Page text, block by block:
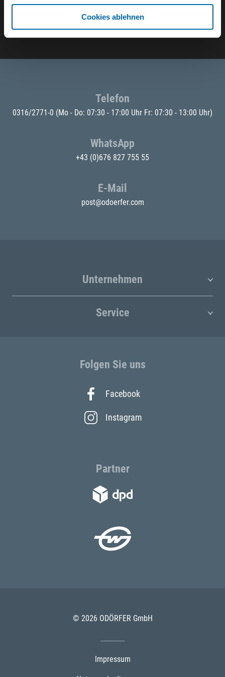
Cookies ablehnen
Telefon
0316/2771-0 (Mo - Do: 07:30 - 17:00 Uhr Fr: 07:30 - 13:00 Uhr)
WhatsApp
+43 (0)676 827 755 55
E-Mail
post@odoerfer.com
Unternehmen
Service
Folgen Sie uns
Facebook
Instagram
Partner
© 2026 ODÖRFER GmbH
Impressum